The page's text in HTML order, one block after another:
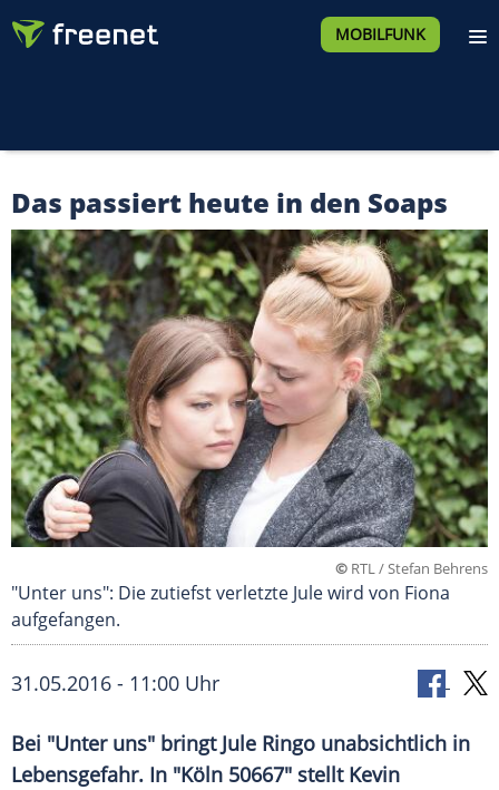
MOBILFUNK
Das passiert heute in den Soaps
© RTL / Stefan Behrens
"Unter uns": Die zutiefst verletzte Jule wird von Fiona
aufgefangen.
31.05.2016 - 11:00 Uhr
Bei "Unter uns" bringt Jule Ringo unabsichtlich in
Lebensgefahr. In "Köln 50667" stellt Kevin